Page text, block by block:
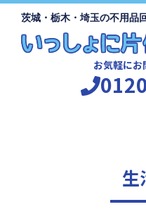
茨城・栃木・埼玉の不用品
お気軽にお
生